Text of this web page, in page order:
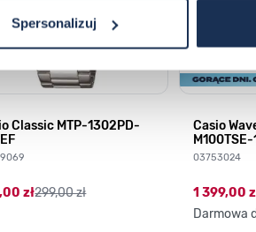
Spersonalizuj
Classic MTP-1302PD-
zł299,00 zł
Casio
03753024
1 399,00
Darmowa